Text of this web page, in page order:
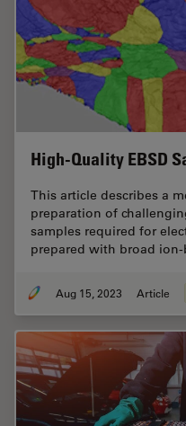
High-Quality EBSD
This article describes a
preparation of
samples required for
prepared with broad
Aug 15, 2023 Article